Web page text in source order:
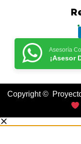
Asesoría
¡Asesor
Copyright ©